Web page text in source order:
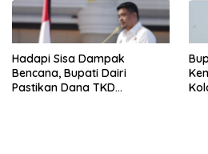
Hadapi Sisa Dampak
Bencana, Bupati Dairi
Pastikan Dana TKD